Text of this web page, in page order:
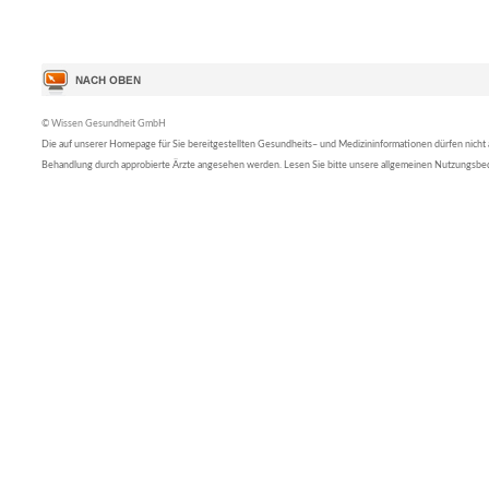
© Wissen Gesundheit GmbH
Die auf unserer Homepage für Sie bereitgestellten Gesundheits– und Medizininformationen dürfen nicht
Behandlung durch approbierte Ärzte angesehen werden. Lesen Sie bitte unsere allgemeinen